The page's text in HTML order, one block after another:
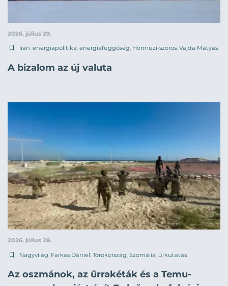
2026. július 29.
Irán, energiapolitika, energiafüggőség, Hormuzi-szoros, Vajda Mátyás
A bizalom az új valuta
2026. július 28.
Nagyvilág Farkas Dániel Törökország Szomália űrkutatás
Az oszmánok, az űrrakéták és a Temu-